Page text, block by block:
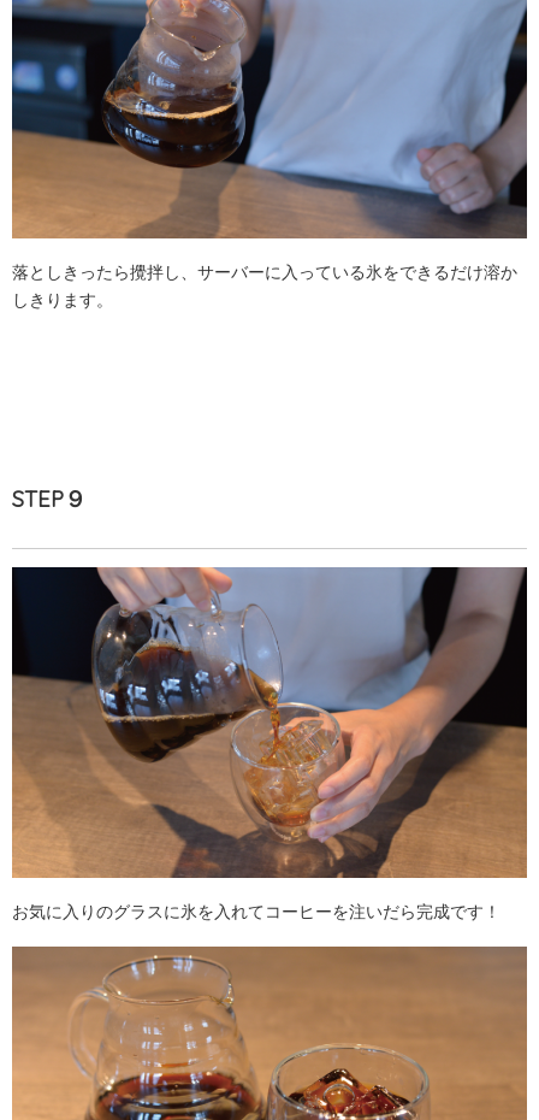
落としきったら攪拌し、サーバーに入っている氷をできるだけ溶か
しきります。
STEP９
お気に入りのグラスに氷を入れてコーヒーを注いだら完成です！